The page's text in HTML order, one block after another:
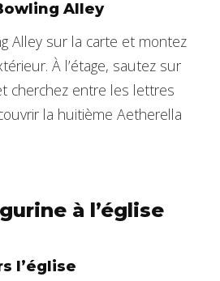
Alley
Alley sur la carte et montez
À l’étage, sautez sur
cherchez entre les lettres
la huitième Aetherella
à l’église
l’église